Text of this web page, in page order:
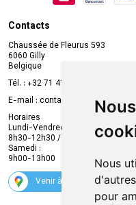
Nous
pour
Contacts
Chaussée de Fleurus 593
6060 Gilly
Belgique
Tél. : +32 71 41 32 10
E-mail : contact
mvapharma.be
Horaires
Lundi-Vendredi :
8h30-12h30 / 13h30-18h30
Samedi :
9h00-13h00
Venir à la pharmacie